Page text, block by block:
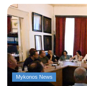
Mykonos News